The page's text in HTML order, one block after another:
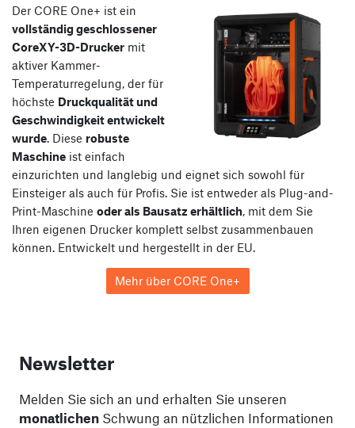
Der CORE One+ ist ein
vollständig geschlossener
CoreXY-3D-Drucker mit
aktiver Kammer-
Temperaturregelung, der für
höchste Druckqualität und
Geschwindigkeit entwickelt
wurde. Diese robuste
Maschine ist einfach
einzurichten und langlebig und eignet sich sowohl für
Einsteiger als auch für Profis. Sie ist entweder als Plug-and-
Print-Maschine oder als Bausatz erhältlich, mit dem Sie
Ihren eigenen Drucker komplett selbst zusammenbauen
können. Entwickelt und hergestellt in der EU.
Mehr über CORE One+
Newsletter
Melden Sie sich an und erhalten Sie unseren
monatlichen Schwung an nützlichen Informationen